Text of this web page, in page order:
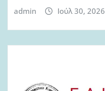
admin Ιούλ 30, 2026